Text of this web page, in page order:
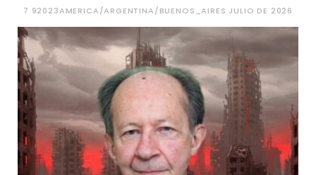
7 92023AMERICA/ARGENTINA/BUENOS_AIRES JULIO DE 2026